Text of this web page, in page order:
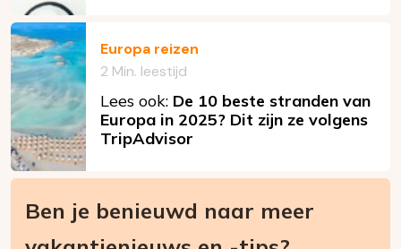
Europa reizen
2 Min. leestijd
Lees ook: De 10 beste stranden van
Europa in 2025? Dit zijn ze volgens
TripAdvisor
Ben je benieuwd naar meer